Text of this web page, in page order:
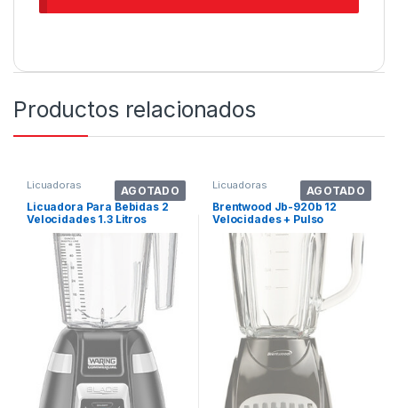
Productos relacionados
AGOTADO
Licuadoras
Licuadora Para Bebidas 2
Velocidades 1.3 Litros
Waring Bb320 Color Negro
AGOTADO
Licuadoras
Brentwood Jb-920b 12
Velocidades + Pulso
Licuadora Con Tarro